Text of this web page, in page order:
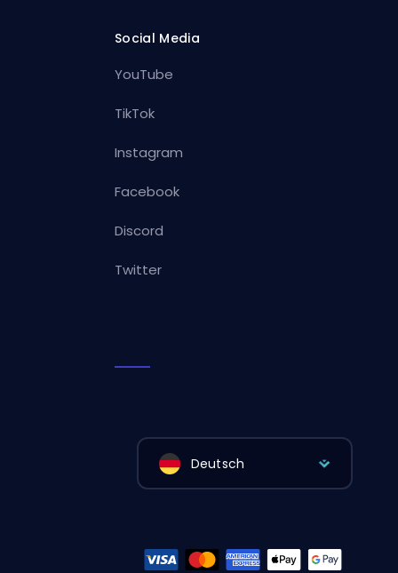
Social Media
YouTube
TikTok
Instagram
Facebook
Discord
Twitter
Deutsch